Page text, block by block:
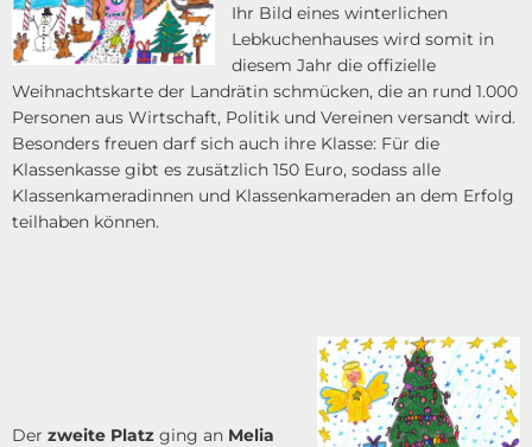
Ihr Bild eines winterlichen
Lebkuchenhauses wird somit in
diesem Jahr die offizielle
Weihnachtskarte der Landrätin schmücken, die an rund 1.000
Personen aus Wirtschaft, Politik und Vereinen versandt wird.
Besonders freuen darf sich auch ihre Klasse: Für die
Klassenkasse gibt es zusätzlich 150 Euro, sodass alle
Klassenkameradinnen und Klassenkameraden an dem Erfolg
teilhaben können.
Der zweite Platz ging an Melia